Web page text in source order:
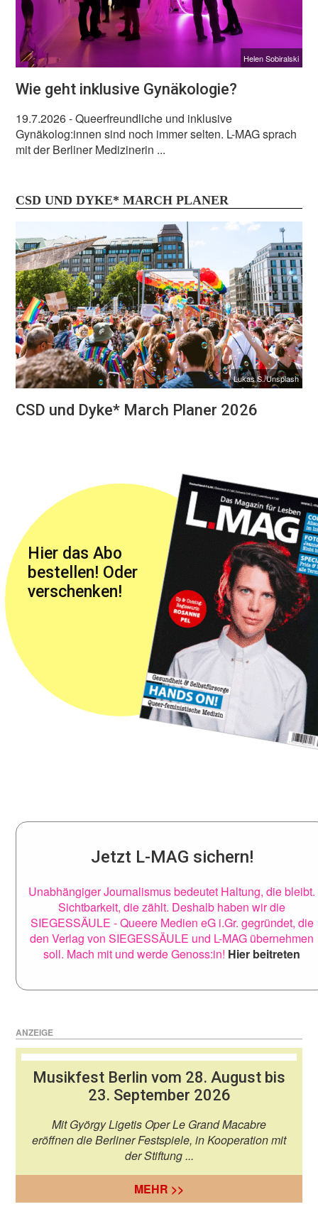
Helen Sobiralski
Wie geht inklusive Gynäkologie?
19.7.2026- Queerfreundliche und inklusive
Gynäkolog:innen sind noch immer selten. L-MAG sprach
mit der Berliner Medizinerin ...
CSD UND DYKE* MARCH PLANER
Lukas S./Unsplash
CSD und Dyke* March Planer 2026
Hier das Abo
bestellen! Oder
verschenken!
Jetzt L-MAG sichern!
Unabhängiger Journalismus bedeutet Haltung, die bleibt.
Sichtbarkeit, die zählt. Deshalb haben wir die
SIEGESSÄULE - Queere Medien eG i.Gr. gegründet, die
den Verlag von SIEGESSÄULE und L-MAG übernehmen
soll. Mach mit und werde Genoss:in! Hier beitreten
ANZEIGE
Musikfest Berlin vom 28. August bis
23. September 2026
Mit György Ligetis Oper Le Grand Macabre
eröffnen die Berliner Festspiele, in Kooperation mit
der Stiftung ...
MEHR >>